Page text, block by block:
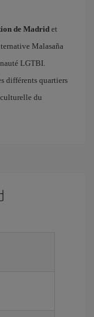
de Madrid et
Malasaña
LGTBI.
différents quartiers
du